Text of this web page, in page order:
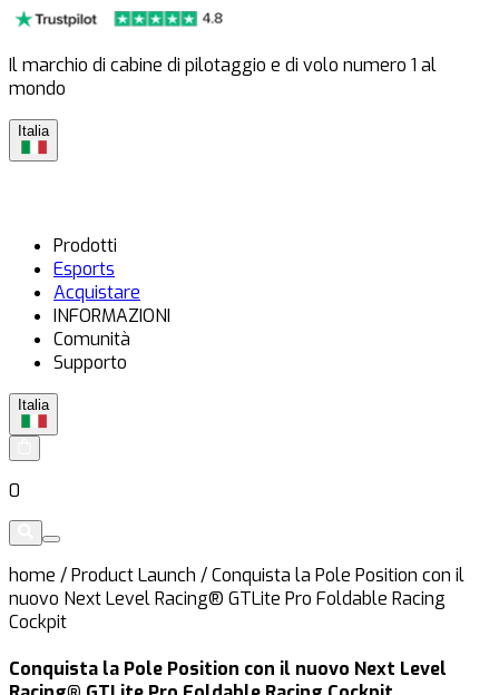
Il marchio di cabine di pilotaggio e di volo numero 1 al
mondo
Italia
Prodotti
Esports
Acquistare
INFORMAZIONI
Comunità
Supporto
Italia
0
home /Product Launch /Conquista la Pole Position con il
nuovo Next Level Racing® GTLite Pro Foldable Racing
Cockpit
Conquista la Pole Position con il nuovo Next Level